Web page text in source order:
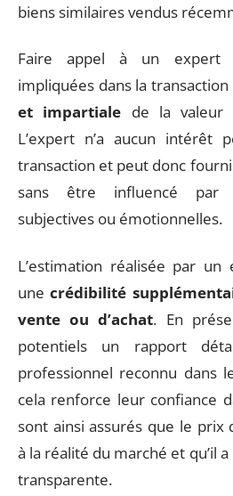
biens similaires vendus
Faire appel à un expert
impliquées dans la transaction
et impartiale de la valeur
L’expert n’a aucun intérêt
transaction et peut donc
sans être influencé par
subjectives ou émotionnelles.
L’estimation réalisée par un
unecrédibilité
vente ou d’achat. En
potentiels un rapport
professionnel reconnu dans
cela renforce leur confiance
sont ainsi assurés que le prix
à la réalité du marché et qu’il
transparente.